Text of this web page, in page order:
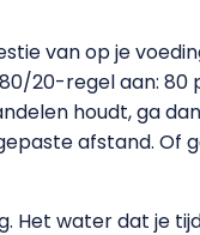
van op je
20-regel aan:
houdt, ga
afstand. Of
Het water dat je